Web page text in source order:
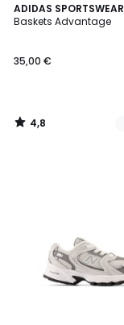
ADIDAS SPORTSWEAR
Baskets Advantage
35,00 €
4,8
/ 5
2
Couleurs
4,8
/